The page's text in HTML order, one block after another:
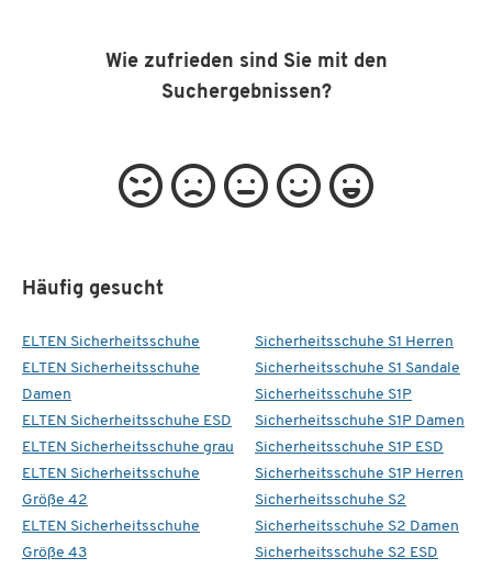
Wie zufrieden sind Sie mit den
Suchergebnissen?
Häufig gesucht
ELTEN Sicherheitsschuhe
ELTEN Sicherheitsschuhe
Damen
ELTEN Sicherheitsschuhe ESD
ELTEN Sicherheitsschuhe grau
ELTEN Sicherheitsschuhe
Größe 42
ELTEN Sicherheitsschuhe
Größe 43
Sicherheitsschuhe S1 Herren
Sicherheitsschuhe S1 Sandale
Sicherheitsschuhe S1P
Sicherheitsschuhe S1P Damen
Sicherheitsschuhe S1P ESD
Sicherheitsschuhe S1P Herren
Sicherheitsschuhe S2
Sicherheitsschuhe S2 Damen
Sicherheitsschuhe S2 ESD